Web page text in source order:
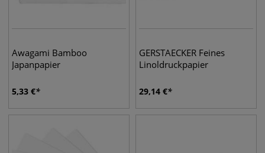
Awagami Bamboo
Japanpapier
5,33 €
GERSTAECKER Feines
Linoldruckpapier
29,14 €